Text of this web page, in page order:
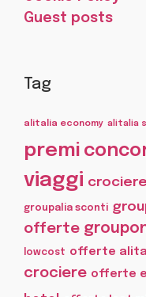
Guest posts
Tag
alitalia economy alitalia
premi
viaggi
groupalia sconti
offerte
lowcost offerte
crociere offerte